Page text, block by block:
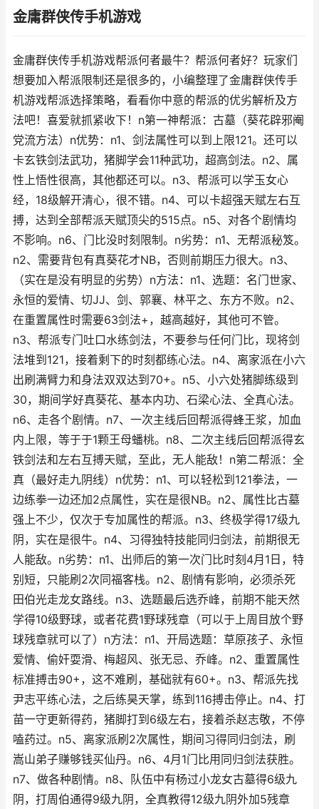
金庸群侠传手机游戏
金庸群侠传手机游戏帮派何者最牛？帮派何者好？玩家们
想要加入帮派限制还是很多的，小编整理了金庸群侠传手
机游戏帮派选择策略，看看你中意的帮派的优劣解析及方
法吧！喜爱就抓紧收下！n第一神帮派：古墓（葵花辟邪阉
党流方法）n优势：n1、剑法属性可以到上限121。还可以
卡玄铁剑法武功，猪脚学会11种武功，超高剑法。n2、属
性上悟性很高，其他都还可以。n3、帮派可以学玉女心
经，18级解开清心，很不错。n4、可以卡超强天赋左右互
搏，达到全部帮派天赋顶尖的515点。n5、对各个剧情均
不影响。n6、门比没时刻限制。n劣势：n1、无帮派秘笈。
n2、需要背包有真葵花才NB，否则前期压力很大。n3、
（实在是没有明显的劣势）n方法：n1、选题：名门世家、
永恒的爱情、切JJ、剑、郭襄、林平之、东方不败。n2、
在重置属性时需要63剑法+，越高越好，其他可不管。
n3、帮派专门吐口水练剑法，不要参与任何门比，现将剑
法堆到121，接着剩下的时刻都练心法。n4、离家派在小六
出刷满臂力和身法双双达到70+。n5、小六处猪脚练级到
30，期间学好真葵花、基本内功、石梁心法、全真心法。
n6、走各个剧情。n7、一次主线后回帮派得蜂王浆，加血
内上限，等于于1颗王母蟠桃。n8、二次主线后回帮派得玄
铁剑法和左右互搏天赋，至此，无人能敌！n第二帮派：全
真（最好走九阴线）n优势：n1、可以轻松到121拳法，一
边练拳一边还加2点属性，实在是很NB。n2、属性比古墓
强上不少，仅次于专加属性的帮派。n3、终极学得17级九
阴，实在是很牛。n4、习得独特技能同归剑法，前期很无
人能敌。n劣势：n1、出师后的第一次门比时刻4月1日，特
别短，只能刷2次同福客栈。n2、剧情有影响，必须杀死
田伯光走龙女路线。n3、选题最后选乔峰，前期不能天然
学得10级野球，或者花费1野球残章（可以于上周目放个野
球残章就可以了）n方法：n1、开局选题：草原孩子、永恒
爱情、偷奸耍滑、梅超风、张无忌、乔峰。n2、重置属性
标准搏击90+，这不难刷，基础就有60+。n3、帮派先找
尹志平练心法，之后练昊天掌，练到116搏击停止。n4、打
苗一守更新得药，猪脚打到6级左右，接着杀赵志敬，不停
嗑药过。n5、离家派刷2次属性，期间习得同归剑法，刷
嵩山弟子赚够钱买仙丹。n6、4月1门比用同归剑法获胜。
n7、做各种剧情。n8、队伍中有杨过小龙女古墓得6级九
阴，打周伯通得9级九阴，全真教得12级九阴外加5残章